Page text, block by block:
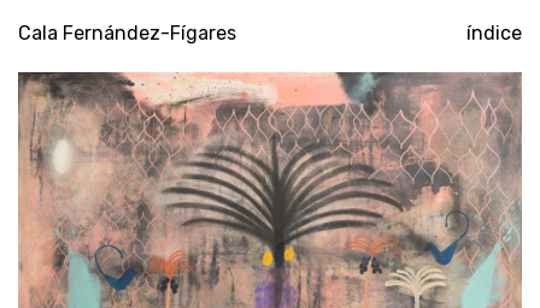
Cala Fernández-Fígares índice